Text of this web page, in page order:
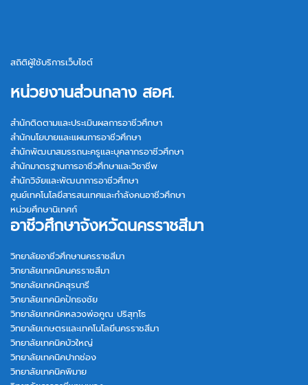
สถิติผู้ใช้บริการเว็บไซต์
หน่วยงานส่วนกลาง สอศ.
สำนักติดตามและประเมินผลการอาชีวศึกษา
สำนักนโยบายและแผนการอาชีวศึกษา
สำนักพัฒนาสมรรถนะครูและบุคลากรอาชีวศึกษา
สำนักมาตรฐานการอาชีวศึกษาและวิชาชีพ
สำนักวิจัยและพัฒนาการอาชีวศึกษา
ศูนย์เทคโนโลยีสารสนเทศและกำลังคนอาชีวศึกษา
หน่วยศึกษานิเทศก์
อาชีวศึกษาจังหวัดนครราชสีมา
วิทยาลัยอาชีวศึกษานครราชสีมา
วิทยาลัยเทคนิคนครราชสีมา
วิทยาลัยเทคนิคสุรนารี
วิทยาลัยเทคนิคปักธงชัย
วิทยาลัยเทคนิคหลวงพ่อคูณ ปริสุทฺโธ
วิทยาลัยเกษตรและเทคโนโลยีนครราชสีมา
วิทยาลัยเทคนิคบัวใหญ่
วิทยาลัยเทคนิคปากช่อง
วิทยาลัยเทคนิคพิมาย